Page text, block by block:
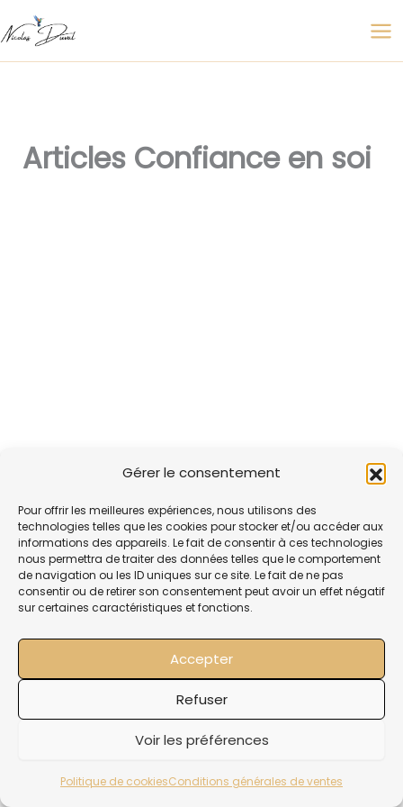
Gérer le consentement
Pour offrir les meilleures expériences, nous utilisons des
technologies telles que les cookies pour stocker et/ou accéder aux
informations des appareils. Le fait de consentir à ces technologies
nous permettra de traiter des données telles que le comportement
de navigation ou les ID uniques sur ce site. Le fait de ne pas
consentir ou de retirer son consentement peut avoir un effet négatif
sur certaines caractéristiques et fonctions.
Accepter
Refuser
Voir les préférences
Politique de cookiesConditions générales de ventes
au
contenu
Articles Confiance en soi
Mentions légales
Politique de confidentialité
Copyright 2024 Nicolas Duval